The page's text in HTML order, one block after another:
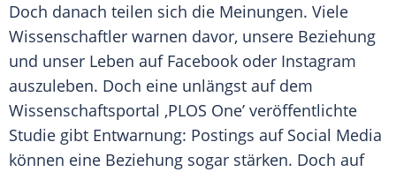
Doch danach teilen sich die Meinungen. Viele
Wissenschaftler warnen davor, unsere Beziehung
und unser Leben auf Facebook oder Instagram
auszuleben. Doch eine unlängst auf dem
Wissenschaftsportal ‚PLOS One’ veröffentlichte
Studie gibt Entwarnung: Postings auf Social Media
können eine Beziehung sogar stärken. Doch auf